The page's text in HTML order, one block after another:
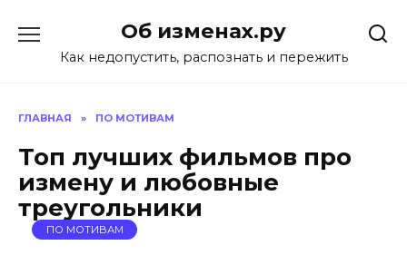
содержанию
Об изменах.ру
Как недопустить, распознать и пережить
ГЛАВНАЯ » ПО МОТИВАМ
Топ лучших фильмов про
измену и любовные
треугольники
ПО МОТИВАМ